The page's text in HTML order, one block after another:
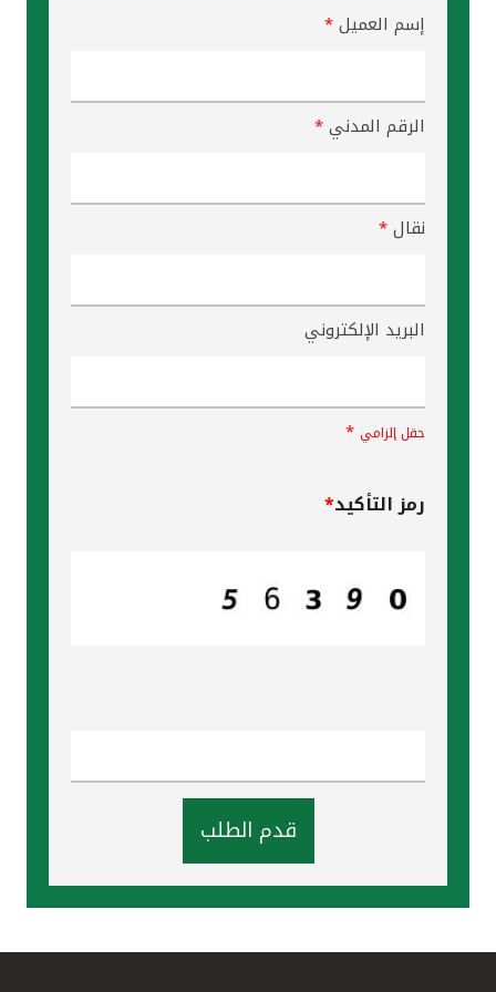
إسم العميل*
الرقم المدني*
نقال*
البريد الإلكتروني
حقل إلزامي *
رمز التأكيد*
قدم الطلب